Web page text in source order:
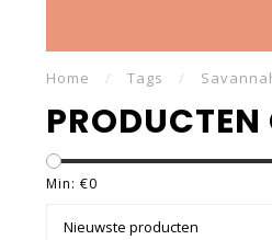
Home / Tags /
Min: €0